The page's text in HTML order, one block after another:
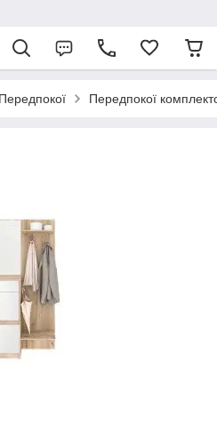
Передпокої Передпокої